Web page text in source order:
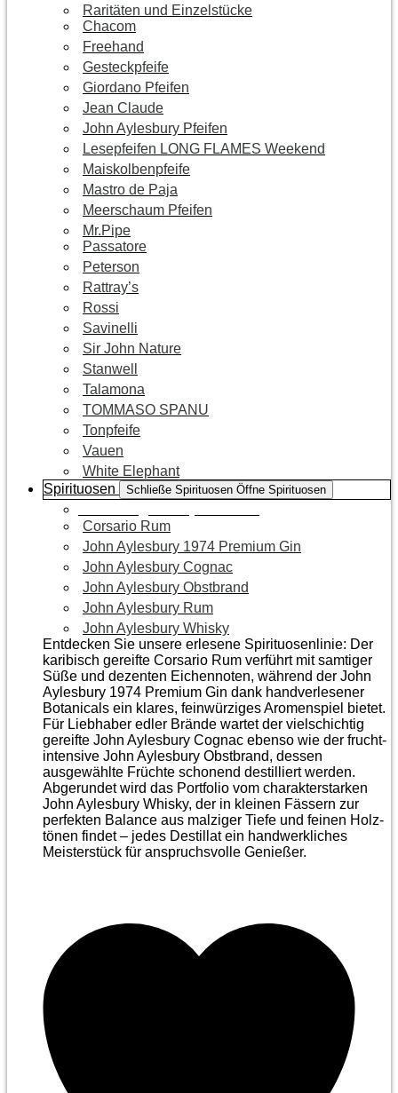
Raritäten und Einzelstücke
Chacom
Freehand
Gesteckpfeife
Giordano Pfeifen
Jean Claude
John Aylesbury Pfeifen
Lesepfeifen LONG FLAMES Weekend
Maiskolbenpfeife
Mastro de Paja
Meerschaum Pfeifen
Mr.Pipe
Passatore
Peterson
Rattray’s
Rossi
Savinelli
Sir John Nature
Stanwell
Talamona
TOMMASO SPANU
Tonpfeife
Vauen
White Elephant
Spirituosen
Schließe Spirituosen Öffne Spirituosen
Corsario Rum
John Aylesbury 1974 Premium Gin
John Aylesbury Cognac
John Aylesbury Obstbrand
John Aylesbury Rum
John Aylesbury Whisky
Entdecken Sie unsere erlesene Spirituosenlinie: Der
karibisch gereifte Corsario Rum verführt mit samtiger
Süße und dezenten Eichen­noten, während der John
Aylesbury 1974 Premium Gin dank handverlesener
Botanicals ein klares, feinwürziges Aromenspiel bietet.
Für Liebhaber edler Brände wartet der vielschichtig
gereifte John Aylesbury Cognac ebenso wie der frucht­
intensive John Aylesbury Obstbrand, dessen
ausgewählte Früchte schonend destilliert werden.
Abgerundet wird das Portfolio vom charakterstarken
John Aylesbury Whisky, der in kleinen Fässern zur
perfekten Balance aus malziger Tiefe und feinen Holz­
tönen findet – jedes Destillat ein handwerkliches
Meister­stück für anspruchsvolle Genießer.